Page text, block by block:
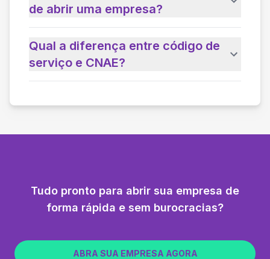
de abrir uma empresa?
Qual a diferença entre código de
serviço e CNAE?
Tudo pronto para abrir sua empresa de
forma rápida e sem burocracias?
ABRA SUA EMPRESA AGORA